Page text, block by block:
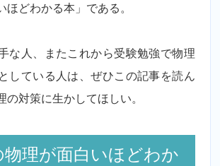
ほどわかる本」である。
な人、またこれから受験勉強で物理
している人は、ぜひこの記事を読ん
の対策に生かしてほしい。
物理が面白いほどわか